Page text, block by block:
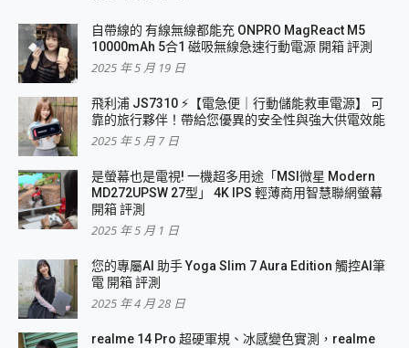
自帶線的 有線無線都能充 ONPRO MagReact M5
10000mAh 5合1 磁吸無線急速行動電源 開箱 評測
2025 年 5 月 19 日
飛利浦 JS7310 ⚡【電急便｜行動儲能救車電源】 可
靠的旅行夥伴！帶給您優異的安全性與強大供電效能
2025 年 5 月 7 日
是螢幕也是電視! 一機超多用途「MSI微星 Modern
MD272UPSW 27型」 4K IPS 輕薄商用智慧聯網螢幕
開箱 評測
2025 年 5 月 1 日
您的專屬AI 助手 Yoga Slim 7 Aura Edition 觸控AI筆
電 開箱 評測
2025 年 4 月 28 日
realme 14 Pro 超硬軍規、冰感變色實測，realme